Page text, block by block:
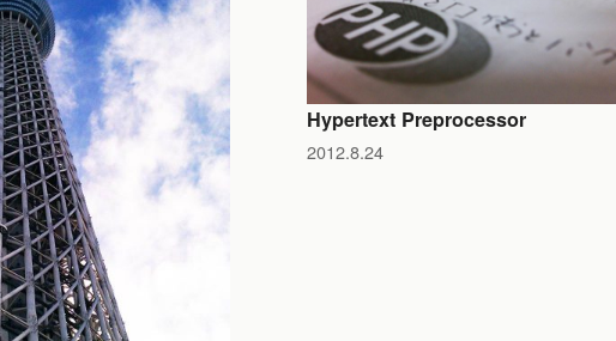
Hypertext Preprocessor
2012.8.24